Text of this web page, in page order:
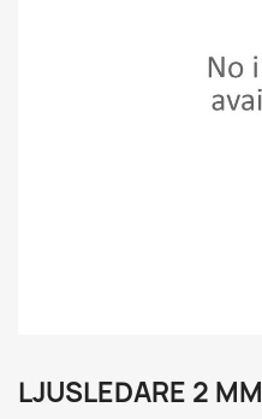
LJUSLEDARE 2 MM